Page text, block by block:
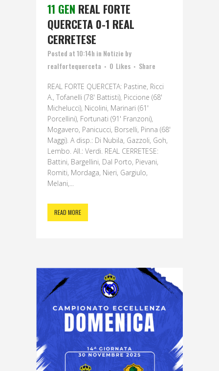
11 GEN REAL FORTE
QUERCETA 0-1 REAL
CERRETESE
Posted at 10:14h in Notizie by
realfortequerceta
0 Likes Share
REAL FORTE QUERCETA: Pastine, Ricci
A., Tofanelli (78' Battisti), Piccione (68'
Michelucci), Nicolini, Marinari (61'
Porcellini), Fortunati (91' Franzoni),
Mogavero, Panicucci, Borselli, Pinna (68'
Maggi). A disp.: Di Nubila, Gazzoli, Goh,
Lembo. All.: Verdi. REAL CERRETESE:
Battini, Bargellini, Dal Porto, Pievani,
Romiti, Mordaga, Nieri, Gargiulo,
Melani,...
READ MORE